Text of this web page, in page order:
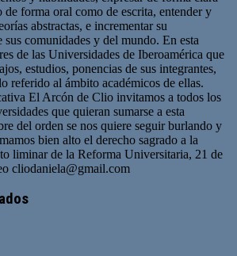
de forma oral como de escrita, entender y
abstractas, e incrementar su
sus comunidades y del mundo. En esta
de las Universidades de Iberoamérica que
estudios, ponencias de sus integrantes,
referido al ámbito académicos de ellas.
El Arcón de Clio invitamos a todos los
que quieran sumarse a esta
del orden se nos quiere seguir burlando y
bien alto el derecho sagrado a la
liminar de la Reforma Universitaria, 21 de
cliodaniela@gmail.com